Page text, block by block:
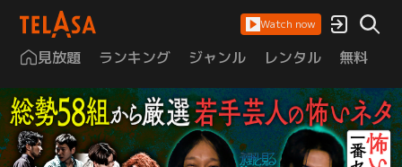
Watch now
見放題 ランキング ジャンル レンタル 無料